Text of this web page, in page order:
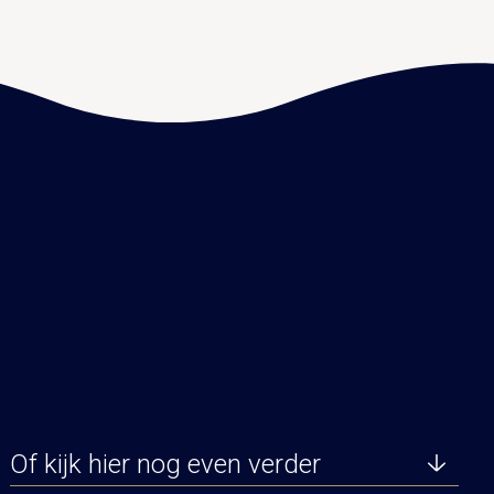
Of kijk hier nog even verder